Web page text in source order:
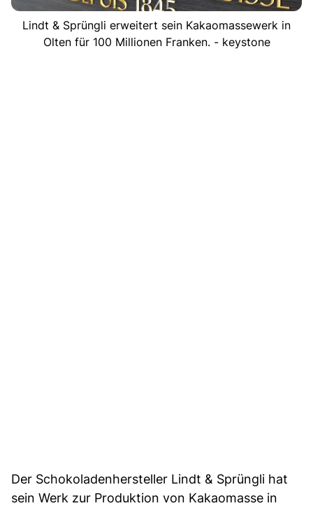
Lindt & Sprüngli erweitert sein Kakaomassewerk in
Olten für 100 Millionen Franken. - keystone
Der Schokoladenhersteller Lindt & Sprüngli hat
sein Werk zur Produktion von Kakaomasse in